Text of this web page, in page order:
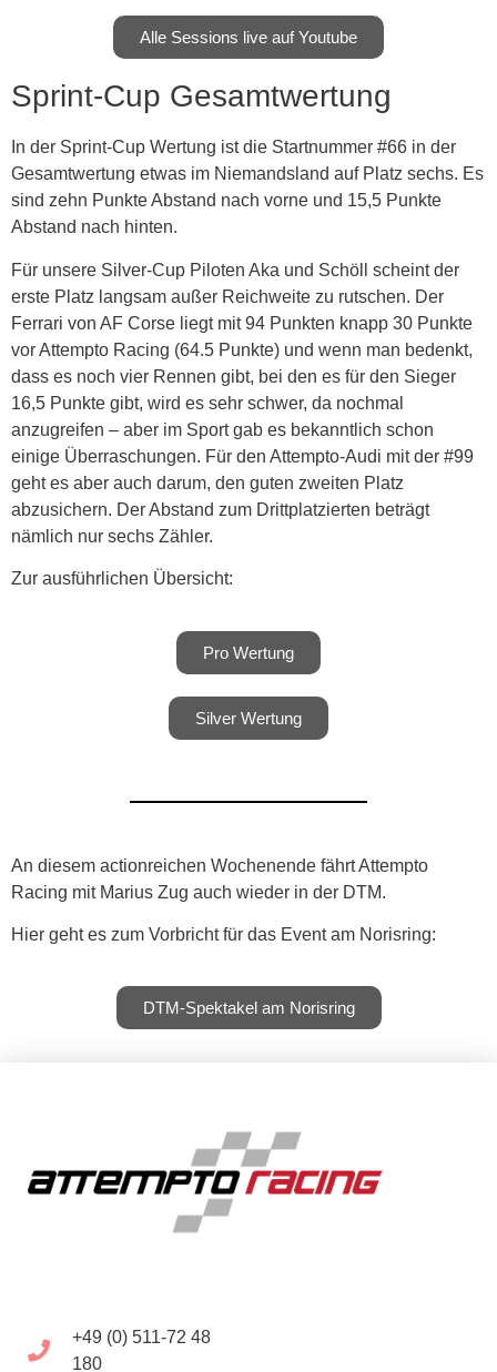
Alle Sessions live auf Youtube
Sprint-Cup Gesamtwertung
In der Sprint-Cup Wertung ist die Startnummer #66 in der
Gesamtwertung etwas im Niemandsland auf Platz sechs. Es
sind zehn Punkte Abstand nach vorne und 15,5 Punkte
Abstand nach hinten.
Für unsere Silver-Cup Piloten Aka und Schöll scheint der
erste Platz langsam außer Reichweite zu rutschen. Der
Ferrari von AF Corse liegt mit 94 Punkten knapp 30 Punkte
vor Attempto Racing (64.5 Punkte) und wenn man bedenkt,
dass es noch vier Rennen gibt, bei den es für den Sieger
16,5 Punkte gibt, wird es sehr schwer, da nochmal
anzugreifen – aber im Sport gab es bekanntlich schon
einige Überraschungen. Für den Attempto-Audi mit der #99
geht es aber auch darum, den guten zweiten Platz
abzusichern. Der Abstand zum Drittplatzierten beträgt
nämlich nur sechs Zähler.
Zur ausführlichen Übersicht:
Pro Wertung
Silver Wertung
An diesem actionreichen Wochenende fährt Attempto
Racing mit Marius Zug auch wieder in der DTM.
Hier geht es zum Vorbricht für das Event am Norisring:
DTM-Spektakel am Norisring
+49 (0) 511-72 48
180